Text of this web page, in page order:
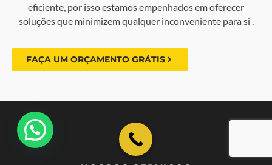
eficiente, por isso estamos empenhados em oferecer
soluções que minimizem qualquer inconveniente para si .
FAÇA UM ORÇAMENTO GRÁTIS
💬 Como podemos ajudar?